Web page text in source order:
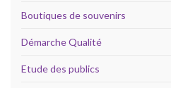
Boutiques de souvenirs
Démarche Qualité
Etude des publics